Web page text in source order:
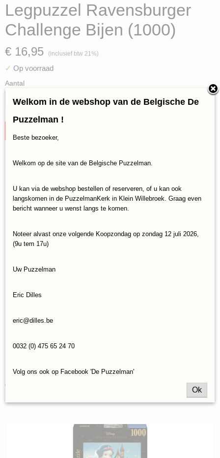
Legpuzzel Ravensburger
Challenge Bijen (1000)
€ 16,95 (inclusief btw 21%)
✓ Op voorraad
Aantal
Specificaties
RAV-17362
EAN code
4005556173624
Reacties
Ook interessant
Legpuzzel Ravensburger Disney Villainous: Gaston (1000)
€ 16,95
Welkom in de webshop van de Belgische De
Puzzelman !
Beste bezoeker,
Welkom op de site van de Belgische Puzzelman.
U kan via de webshop bestellen of reserveren, of u kan ook
langskomen in de PuzzelmanKerk in Klein Willebroek. Graag even
bericht wanneer u wenst langs te komen.
Noteer alvast onze volgende Koopzondag op zondag 12 juli 2026,
(9u tem 17u)
Uw Puzzelman
Eric Dilles
eric@dilles.be
0032 (0) 475 65 24 70
Volg ons ook op Facebook 'De Puzzelman'
Ok